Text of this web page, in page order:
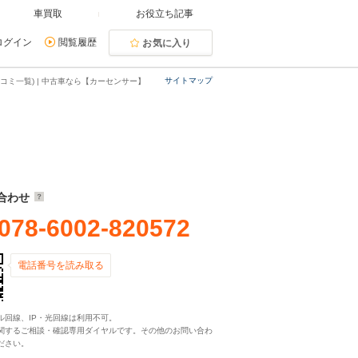
車買取 お役立ち記事
グイン 閲覧履歴 お気に入り
サイトマップ
ミ一覧) | 中古車なら【カーセンサー】
わせ
6002-820572
電話番号を読み取る
線、IP・光回線は利用不可。
するご相談・確認専用ダイヤルです。その他のお問い合わ
さい。